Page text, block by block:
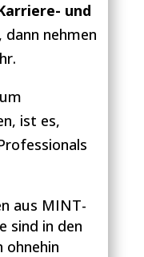
und
nehmen
ist es,
aus MINT-
sind in den
ohnehin